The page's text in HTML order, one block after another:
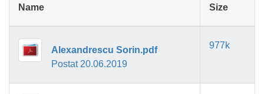
Name Size
Alexandrescu Sorin.pdf
Postat 20.06.2019
977k